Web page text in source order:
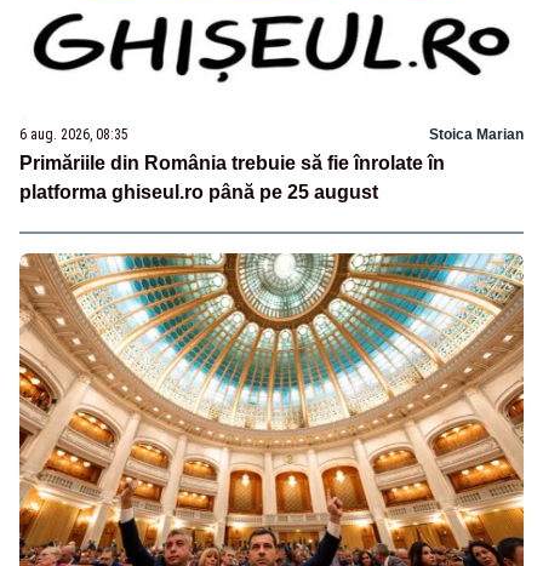
6 aug. 2026, 08:35 Stoica Marian
Primăriile din România trebuie să fie înrolate în
platforma ghiseul.ro până pe 25 august